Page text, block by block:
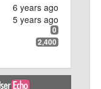
6 years ago
5 years ago
0
2,400